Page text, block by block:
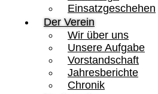
Einsatzgeschehen
Der Verein
Wir über uns
Unsere Aufgabe
Vorstandschaft
Jahresberichte
Chronik